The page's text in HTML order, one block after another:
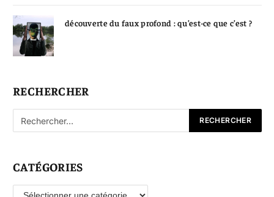
découverte du faux profond : qu’est-ce que c’est ?
RECHERCHER
CATÉGORIES
Catégories